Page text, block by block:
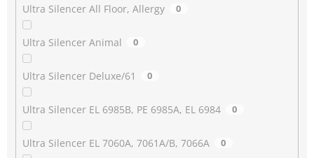
Ultra Silencer All Floor, Allergy 0
Ultra Silencer Animal 0
Ultra Silencer Deluxe/61 0
Ultra Silencer EL 6985B, PE 6985A, EL 6984 0
Ultra Silencer EL 7060A, 7061A/B, 7066A 0